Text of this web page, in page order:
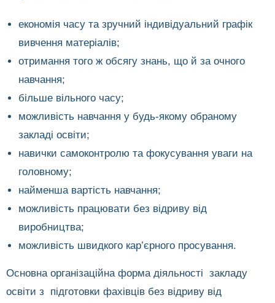
економія часу та зручний індивідуальний графік
вивчення матеріалів;
отримання того ж обсягу знань, що й за очного
навчання;
більше вільного часу;
можливість навчання у будь-якому обраному
закладі освіти;
навички самоконтролю та фокусування уваги на
головному;
найменша вартість навчання;
можливість працювати без відриву від
виробництва;
можливість швидкого кар’єрного просування.
Основна організаційна форма діяльності закладу
освіти з підготовки фахівців без відриву від